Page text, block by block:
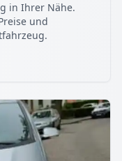
in Ihrer Nähe.
und